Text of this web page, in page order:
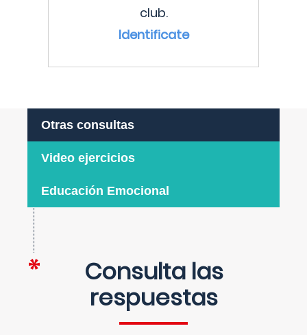
club.
Identificate
Otras consultas
Video ejercicios
Educación Emocional
Consulta las
respuestas